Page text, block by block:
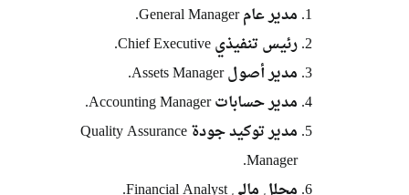
مدير عام General Manager.
رئيس تنفيذي Chief Executive.
مدير أصول Assets Manager.
مدير حسابات Accounting Manager.
مدير توكيد جودة Quality Assurance
Manager.